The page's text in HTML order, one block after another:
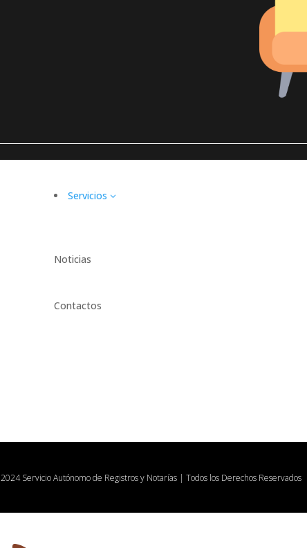
Servicios 3
Noticias
Contactos
2024 Servicio Autónomo de Registros y Notarías | Todos los Derechos Reservados